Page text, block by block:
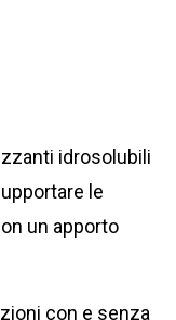
idrosolubili
le
un apporto
con e senza